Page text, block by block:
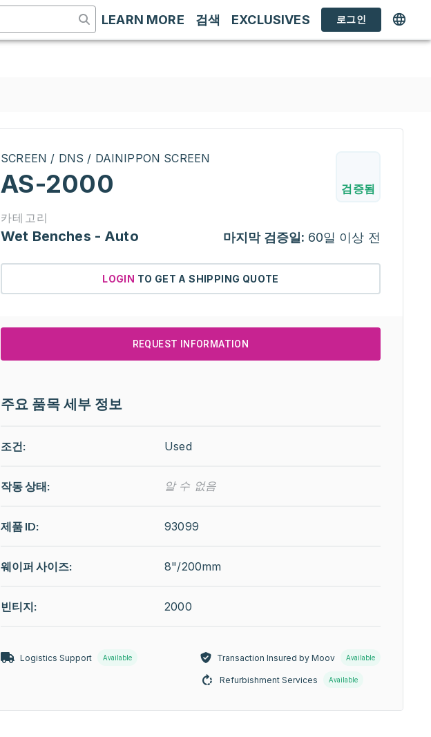
LEARN MORE 검색 EXCLUSIVES 로그인
SCREEN / DNS / DAINIPPON SCREEN
AS-2000 검증됨
카테고리
Wet Benches - Auto 마지막 검증일: 60일 이상 전
LOGIN TO GET A SHIPPING QUOTE
REQUEST INFORMATION
주요 품목 세부 정보
조건: Used
작동 상태: 알 수 없음
제품 ID: 93099
웨이퍼 사이즈: 8"/200mm
빈티지: 2000
Logistics Support Available Transaction Insured by Moov Available
Refurbishment Services Available